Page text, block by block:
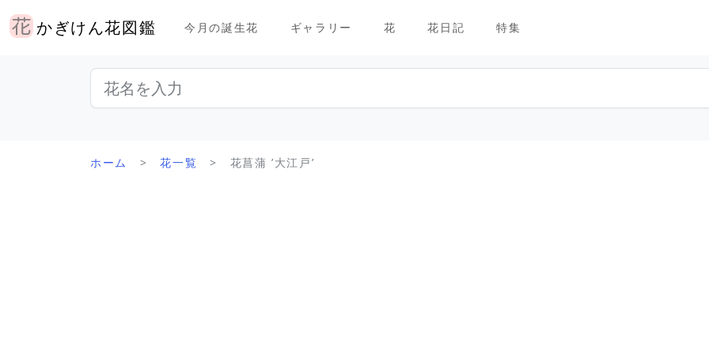
かぎけん花図鑑 今月の誕生花 ギャラリー 花 花日記 特集
ホーム 花一覧 花菖蒲 ’大江戸’